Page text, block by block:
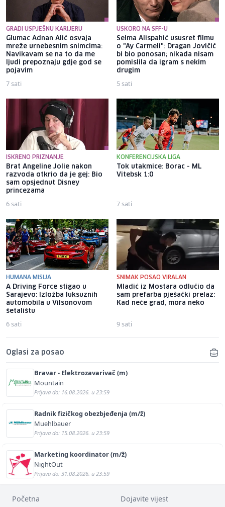
GRADI USPJEŠNU KARIJERU
Glumac Adnan Alić osvaja
mreže urnebesnim snimcima:
Navikavam se na to da me
ljudi prepoznaju gdje god se
pojavim
7 sati
USKORO NA SFF-U
Selma Alispahić ususret filmu
o "Ay Carmeli": Dragan Jovičić
bi bio ponosan; nikada nisam
pomislila da igram s nekim
drugim
5 sati
ISKRENO PRIZNANJE
Brat Angeline Jolie nakon
razvoda otkrio da je gej: Bio
sam opsjednut Disney
princezama
6 sati
KONFERENCIJSKA LIGA
Tok utakmice: Borac - ML
Vitebsk 1:0
7 sati
HUMANA MISIJA
A Driving Force stigao u
Sarajevo: Izložba luksuznih
automobila u Vilsonovom
šetalištu
6 sati
SNIMAK POSAO VIRALAN
Mladić iz Mostara odlučio da
sam prefarba pješački prelaz:
Kad neće grad, mora neko
9 sati
Oglasi za posao
Bravar - Elektrozavarivač (m)
Mountain
Prijava do: 16.08.2026. u 23:59
Radnik fizičkog obezbjeđenja (m/ž)
Muehlbauer
Prijava do: 15.08.2026. u 23:59
Marketing koordinator (m/ž)
NightOut
Prijava do: 31.08.2026. u 23:59
Početna Dojavite vijest